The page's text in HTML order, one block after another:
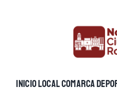
INICIOLOCALCOMARCA